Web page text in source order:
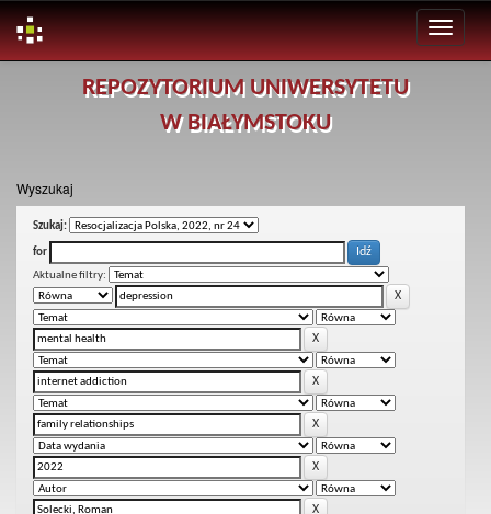
REPOZYTORIUM UNIWERSYTETU
W BIAŁYMSTOKU
Wyszukaj
Szukaj:
for
Aktualne filtry: